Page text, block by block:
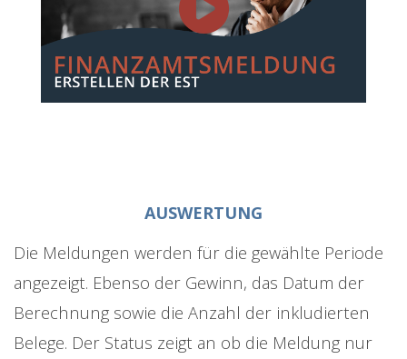
AUSWERTUNG
Die Meldungen werden für die gewählte Periode
angezeigt. Ebenso der Gewinn, das Datum der
Berechnung sowie die Anzahl der inkludierten
Belege. Der Status zeigt an ob die Meldung nur